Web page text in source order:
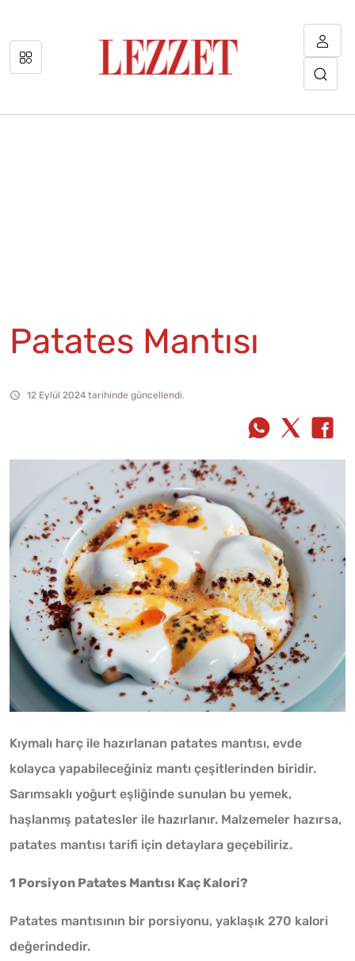
Patates Mantısı
12 Eylül 2024 tarihinde güncellendi.
Kıymalı harç ile hazırlanan patates mantısı, evde
kolayca yapabileceğiniz mantı çeşitlerinden biridir.
Sarımsaklı yoğurt eşliğinde sunulan bu yemek,
haşlanmış patatesler ile hazırlanır. Malzemeler hazırsa,
patates mantısı tarifi için detaylara geçebiliriz.
1 Porsiyon Patates Mantısı Kaç Kalori?
Patates mantısının bir porsiyonu, yaklaşık 270 kalori
değerindedir.